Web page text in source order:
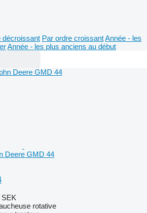
décroissant Par ordre croissantAnnée - les
Année - les plus anciens au début
Deere GMD 44
SEK
rotative